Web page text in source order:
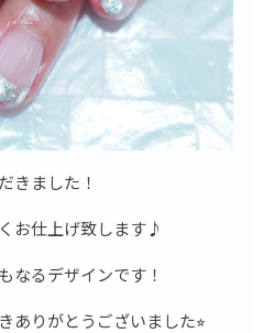
きました！
お仕上げ致します♪
なるデザインです！
ありがとうございました⭐︎